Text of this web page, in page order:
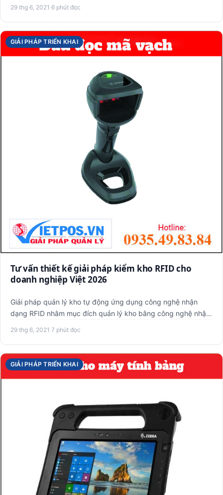
29 thg 6, 2021 ·6 phút đọc
GIẢI PHÁP TRIỂN KHAI
Tư vấn thiết kế giải pháp kiểm kho RFID cho
doanh nghiệp Việt 2026
Giải pháp quản lý kho tự động ứng dụng công nghệ nhận
dạng RFID nhằm mục đích quản lý kho bằng công nghệ nhận
29 thg 6, 2021 ·7 phút đọc
GIẢI PHÁP TRIỂN KHAI